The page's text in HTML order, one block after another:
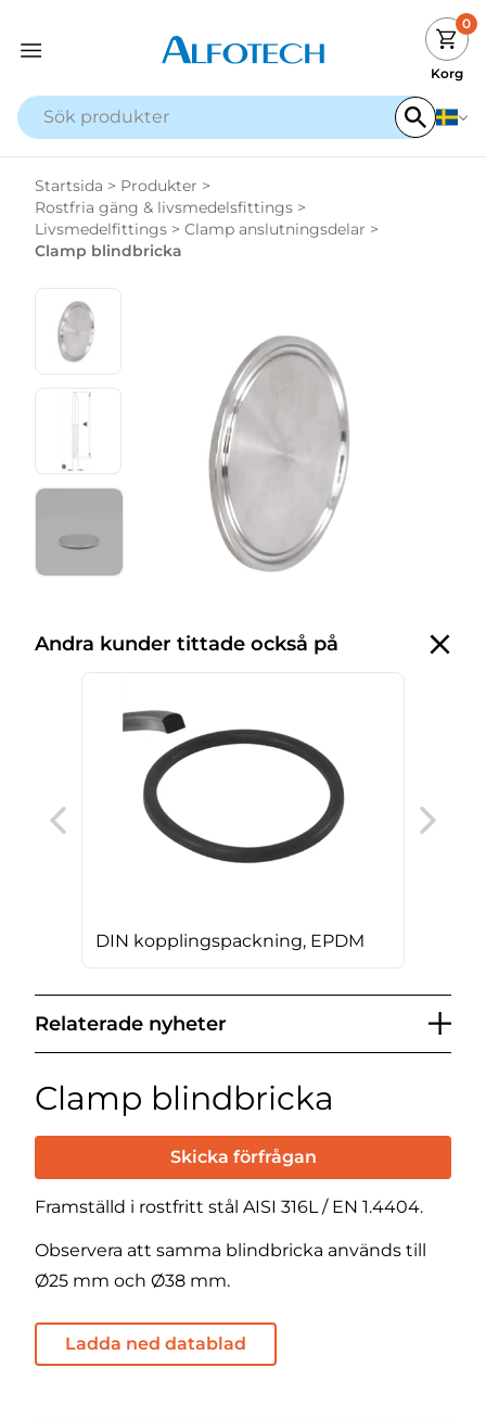
0
Korg
Startsida > Produkter >
Rostfria gäng & livsmedelsfittings >
Livsmedelfittings > Clamp anslutningsdelar >
Clamp blindbricka
Andra kunder tittade också på
DIN kopplingspackning, EPDM
Relaterade nyheter
Clamp blindbricka
Skicka förfrågan
Framställd i rostfritt stål AISI 316L / EN 1.4404.
Observera att samma blindbricka används till
Ø25 mm och Ø38 mm.
Ladda ned datablad